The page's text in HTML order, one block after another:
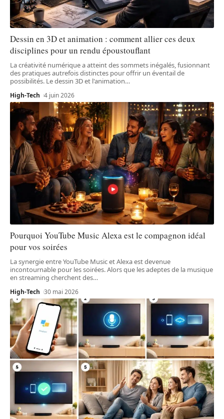
Dessin en 3D et animation : comment allier ces deux
disciplines pour un rendu époustouflant
La créativité numérique a atteint des sommets inégalés, fusionnant
des pratiques autrefois distinctes pour offrir un éventail de
possibilités. Le dessin 3D et l'animation…
High-Tech 4 juin 2026
Pourquoi YouTube Music Alexa est le compagnon idéal
pour vos soirées
La synergie entre YouTube Music et Alexa est devenue
incontournable pour les soirées. Alors que les adeptes de la musique
en streaming cherchent des…
High-Tech 30 mai 2026